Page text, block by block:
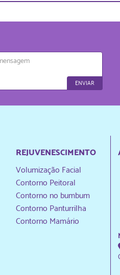
ENVIAR
REJUVENESCIMENTO
Volumização Facial
Contorno Peitoral
Contorno no bumbum
Contorno Panturrilha
Contorno Mamário